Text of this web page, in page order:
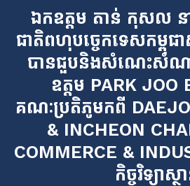
ឯកឧត្តម តាន់​ កុសល នា
ជាតិពហុបច្ចេកទេសកម្ពុ
បានជួបនិងសំណេះសំណ
ឧត្តម PARK JOO
គណៈប្រតិភូមកពី
& INCHEON
COMMERCE &
កិច្ចវិទ្យាស្ថ